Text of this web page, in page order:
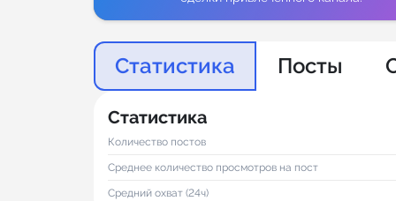
Статистика Посты
Статистика
Количество постов
Среднее количество просмотров на пост
Средний охват (24ч)